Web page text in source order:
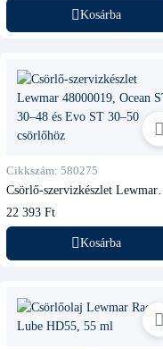
Kosárba
Cikkszám: 580275
Csörlő-szervizkészlet Lewmar
ST 30–50 csörlőhöz
22 393 Ft
Kosárba